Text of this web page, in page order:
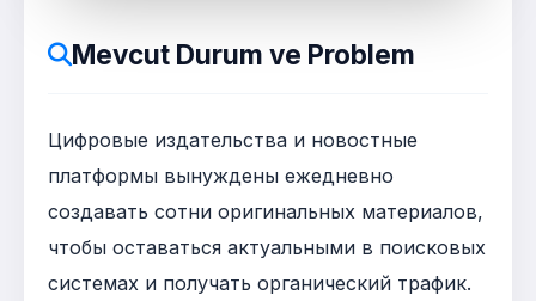
Mevcut Durum ve Problem
Цифровые издательства и новостные
платформы вынуждены ежедневно
создавать сотни оригинальных материалов,
чтобы оставаться актуальными в поисковых
системах и получать органический трафик.